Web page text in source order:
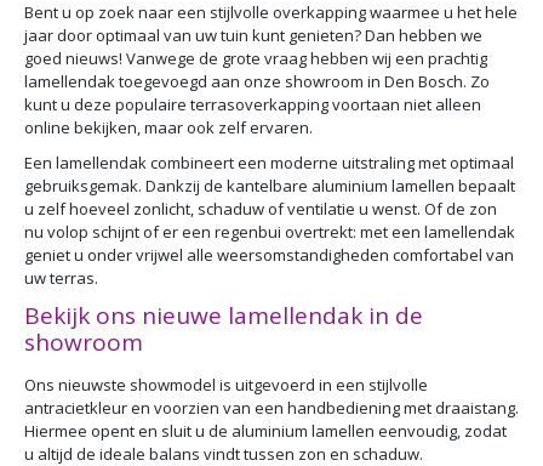
Bent u op zoek naar een stijlvolle overkapping waarmee u het hele
jaar door optimaal van uw tuin kunt genieten? Dan hebben we
goed nieuws! Vanwege de grote vraag hebben wij een prachtig
lamellendak toegevoegd aan onze showroom in Den Bosch. Zo
kunt u deze populaire terrasoverkapping voortaan niet alleen
online bekijken, maar ook zelf ervaren.
Een lamellendak combineert een moderne uitstraling met optimaal
gebruiksgemak. Dankzij de kantelbare aluminium lamellen bepaalt
u zelf hoeveel zonlicht, schaduw of ventilatie u wenst. Of de zon
nu volop schijnt of er een regenbui overtrekt: met een lamellendak
geniet u onder vrijwel alle weersomstandigheden comfortabel van
uw terras.
Bekijk ons nieuwe lamellendak in de
showroom
Ons nieuwste showmodel is uitgevoerd in een stijlvolle
antracietkleur en voorzien van een handbediening met draaistang.
Hiermee opent en sluit u de aluminium lamellen eenvoudig, zodat
u altijd de ideale balans vindt tussen zon en schaduw.